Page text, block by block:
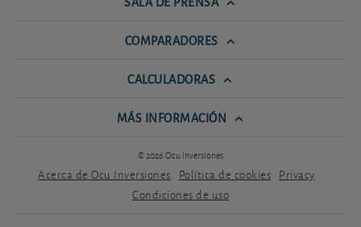
COMPARADORES
CALCULADORAS
MÁS INFORMACIÓN
© 2026 Ocu Inversiones
Acerca de Ocu Inversiones Política de cookies Privacy
Condiciones de uso